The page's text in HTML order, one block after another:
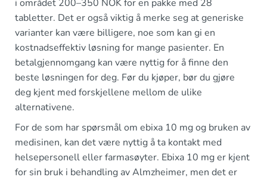
i området 200–350 NOK for en pakke med 28
tabletter. Det er også viktig å merke seg at generiske
varianter kan være billigere, noe som kan gi en
kostnadseffektiv løsning for mange pasienter. En
betalgjennomgang kan være nyttig for å finne den
beste løsningen for deg. Før du kjøper, bør du gjøre
deg kjent med forskjellene mellom de ulike
alternativene.
For de som har spørsmål om ebixa 10 mg og bruken av
medisinen, kan det være nyttig å ta kontakt med
helsepersonell eller farmasøyter. Ebixa 10 mg er kjent
for sin bruk i behandling av Almzheimer, men det er